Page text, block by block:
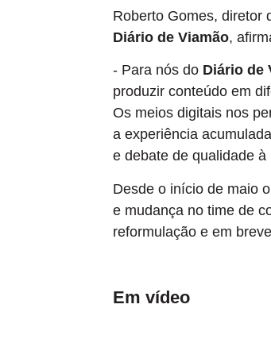
Roberto Gomes, diretor
Diário de Viamão,
- Para nós do Diário de
produzir conteúdo em
Os meios digitais nos
a experiência
e debate de qualidade
Desde o início de maio o
e mudança no time de
reformulação e em
Em vídeo